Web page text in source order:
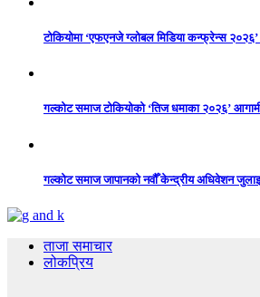
टोकियोमा ‘एफएनजे ग्लोबल मिडिया कन्फ्रेन्स
गल्कोट समाज टोकियोको ‘तिज धमाका २०२६’
गल्कोट समाज जापानको नवौँ केन्द्रीय अधिवेशन
ताजा समाचार
लोकप्रिय